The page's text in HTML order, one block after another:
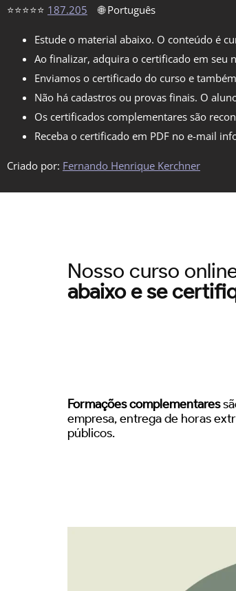
⭐⭐⭐⭐⭐ 187.205 🌐 Português
Estude o material abaixo. O conteúdo é
Ao finalizar, adquira o certificado em seu
Enviamos o certificado do curso e
Não há cadastros ou provas finais. O
Os certificados complementares são
Receba o certificado em PDF no e-mail
Criado por: Fernando Henrique Kerchner
Nosso curso
abaixo e se
Formações complementares
empresa, entrega de horas
públicos.